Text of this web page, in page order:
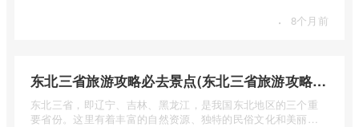
· 8个月前
东北三省旅游攻略必去景点(东北三省旅游攻略必去景点视频介绍)
东北三省，即辽宁、吉林、黑龙江，是我国东北地区的三个重
要省份。这里有着丰富的自然资源、独特的民俗文化和美丽的